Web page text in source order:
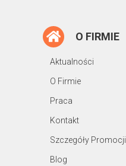
O FIRMIE
Aktualności
O Firmie
Praca
Kontakt
Szczegóły Promocji
Blog